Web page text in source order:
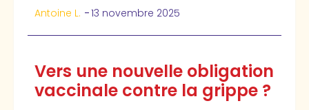
Antoine L. -13 novembre 2025
Vers une nouvelle obligation
vaccinale contre la grippe ?